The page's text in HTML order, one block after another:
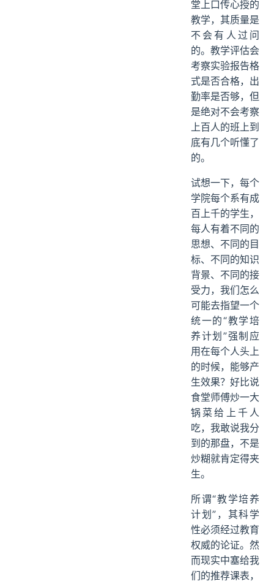
堂上口传心授的
教学，其质量是
不会有人过问
的。教学评估会
考察实验报告格
式是否合格，出
勤率是否够，但
是绝对不会考察
上百人的班上到
底有几个听懂了
的。
试想一下，每个
学院每个系有成
百上千的学生，
每人有着不同的
思想、不同的目
标、不同的知识
背景、不同的接
受力，我们怎么
可能去指望一个
统一的“教学培
养计划”强制应
用在每个人头上
的时候，能够产
生效果？好比说
食堂师傅炒一大
锅菜给上千人
吃，我敢说我分
到的那盘，不是
炒糊就肯定得夹
生。
所谓“教学培养
计划”，其科学
性必须经过教育
权威的论证。然
而现实中塞给我
们的推荐课表，